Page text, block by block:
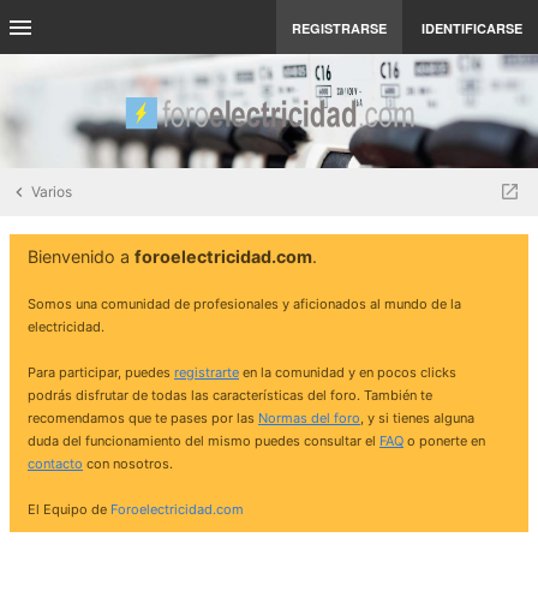
REGISTRARSE IDENTIFICARSE
Varios
Bienvenido a foroelectricidad.com.
Somos una comunidad de profesionales y aficionados al mundo de la
electricidad.
Para participar, puedes registrarte en la comunidad y en pocos clicks
podrás disfrutar de todas las características del foro. También te
recomendamos que te pases por las Normas del foro, y si tienes alguna
duda del funcionamiento del mismo puedes consultar el FAQ o ponerte en
contacto con nosotros.
El Equipo de Foroelectricidad.com